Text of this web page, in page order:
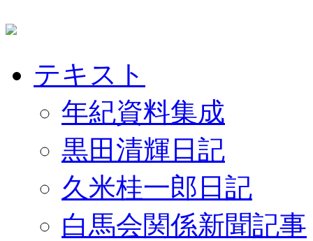
テキスト
年紀資料集成
黒田清輝日記
久米桂一郎日記
白馬会関係新聞記事